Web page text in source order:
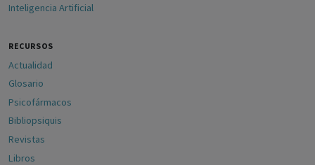
Inteligencia Artificial
RECURSOS
Actualidad
Glosario
Psicofármacos
Bibliopsiquis
Revistas
Libros